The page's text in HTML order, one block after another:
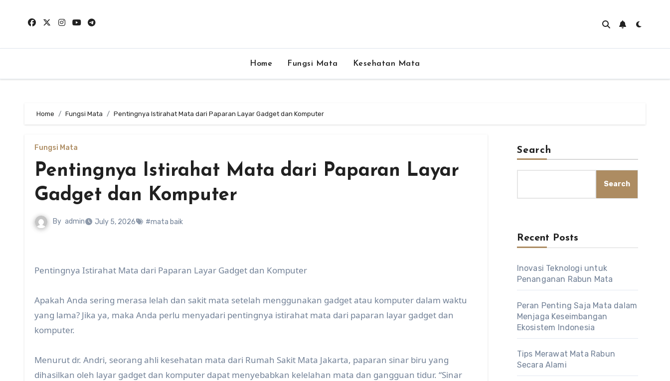
Home Fungsi Mata Kesehatan Mata
Home Fungsi Mata Pentingnya Istirahat Mata dari Paparan Layar Gadget dan Komputer
Fungsi Mata
Pentingnya Istirahat Mata dari Paparan Layar
Gadget dan Komputer
By admin July 5, 2026 #mata baik
Pentingnya Istirahat Mata dari Paparan Layar Gadget dan Komputer
Apakah Anda sering merasa lelah dan sakit mata setelah menggunakan gadget atau komputer dalam waktu
yang lama? Jika ya, maka Anda perlu menyadari pentingnya istirahat mata dari paparan layar gadget dan
komputer.
Menurut dr. Andri, seorang ahli kesehatan mata dari Rumah Sakit Mata Jakarta, paparan sinar biru yang
dihasilkan oleh layar gadget dan komputer dapat menyebabkan kelelahan mata dan gangguan tidur. “Sinar
Search
Search
Recent Posts
Inovasi Teknologi untuk
Penanganan Rabun Mata
Peran Penting Saja Mata dalam
Menjaga Keseimbangan
Ekosistem Indonesia
Tips Merawat Mata Rabun
Secara Alami